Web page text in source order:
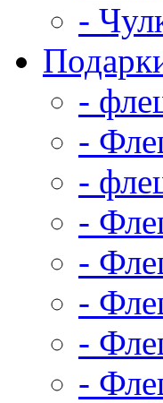
-
-
-
-
-
-
-
-
-